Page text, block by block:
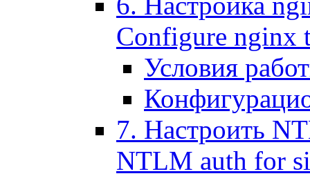
Configure nginx
Условия
7. Настроить
NTLM auth for